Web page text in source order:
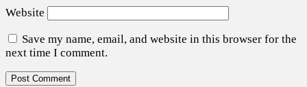
Website
Save my name, email, and website in this browser for the
next time I comment.